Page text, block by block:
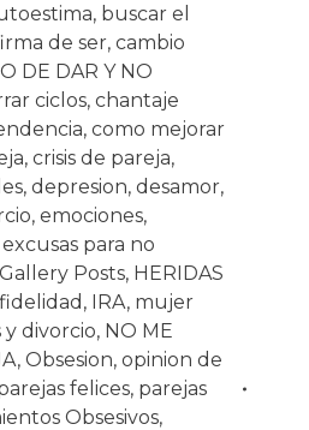
, buscar el
de ser, cambio
DE DAR Y NO
ciclos, chantaje
, como mejorar
, crisis de pareja,
, depresion, desamor,
, emociones,
excusas para no
Gallery Posts, HERIDAS
, IRA, mujer
y divorcio, NO ME
, Obsesion, opinion de
felices, parejas
Obsesivos,